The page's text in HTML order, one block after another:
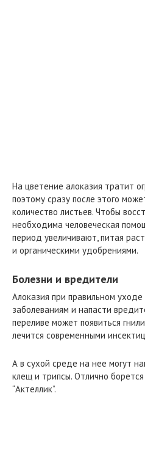
На цветение алоказия тратит
поэтому сразу после этого
количество листьев. Чтобы
необходима человеческая
период увеличивают, питая
и органическими удобрениями.
Болезни и вредители
Алоказия при правильном
заболеваниям и напасти
переливе может появиться
лечится современными
А в сухой среде на нее могут
клещ и трипсы. Отлично
“Актеллик”.